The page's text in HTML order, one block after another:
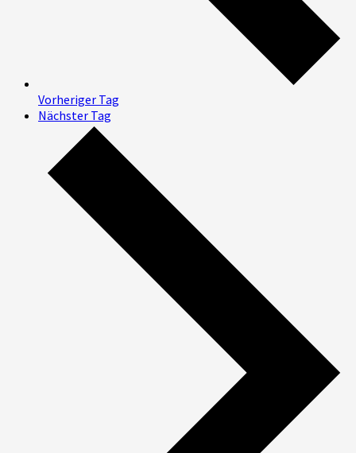
Vorheriger Tag
Nächster Tag